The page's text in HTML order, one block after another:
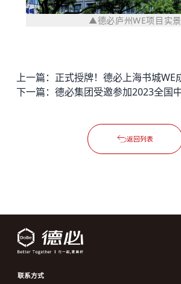
▲德必庐州WE项目实景
上一篇：
下一篇：
返回列表
联系方式